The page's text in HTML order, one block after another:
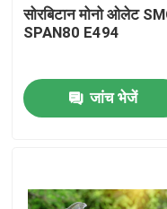
घर
सोरबिटान मोनो ओलेट
SPAN80 E494
जांच भेजें